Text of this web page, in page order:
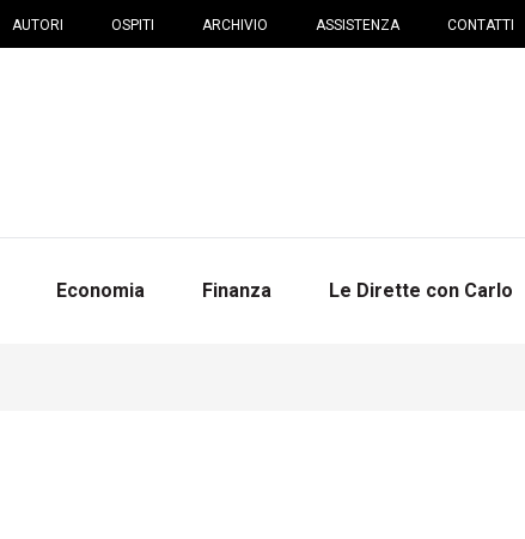
AUTORI OSPITI ARCHIVIO ASSISTENZA CONTATTI
Economia Finanza Le Dirette con Carlo